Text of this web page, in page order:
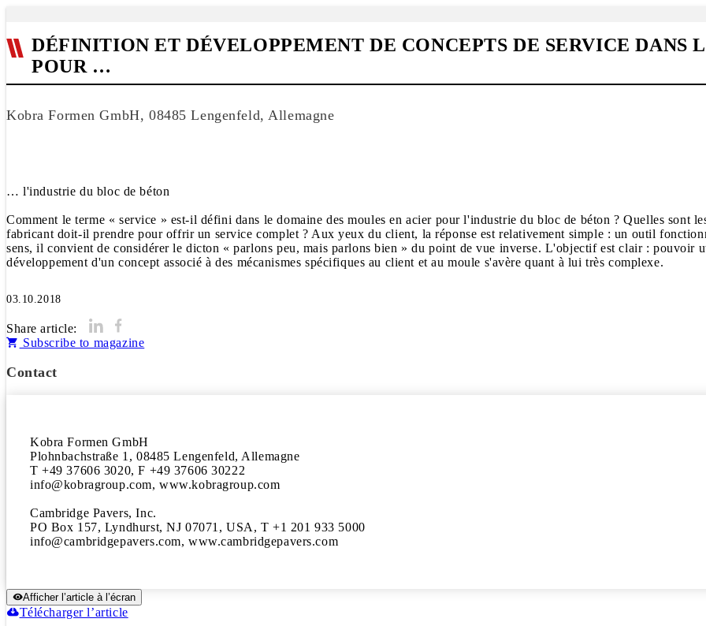
DÉFINITION ET DÉVELOPPEMENT DE CONCEPTS DE SERVICE DANS
POUR …
Kobra Formen GmbH, 08485 Lengenfeld, Allemagne
… l'industrie du bloc de béton
Comment le terme « service » est-il défini dans le domaine des moules en acier pour l'industrie du bloc de béton ? Quelles sont
fabricant doit-il prendre pour offrir un service complet ? Aux yeux du client, la réponse est relativement simple : un outil
sens, il convient de considérer le dicton « parlons peu, mais parlons bien » du point de vue inverse. L'objectif est clair : pouvoir
développement d'un concept associé à des mécanismes spécifiques au client et au moule s'avère quant à lui très complexe.
03.10.2018
Share article:
Subscribe to magazine
Contact
Kobra Formen GmbH
Plohnbachstraße 1, 08485 Lengenfeld, Allemagne
T +49 37606 3020, F +49 37606 30222
info@kobragroup.com, www.kobragroup.com
Cambridge Pavers, Inc.
PO Box 157, Lyndhurst, NJ 07071, USA, T +1 201 933 5000
info@cambridgepavers.com, www.cambridgepavers.com
Afficher l’article à l’écran
Télécharger l’article